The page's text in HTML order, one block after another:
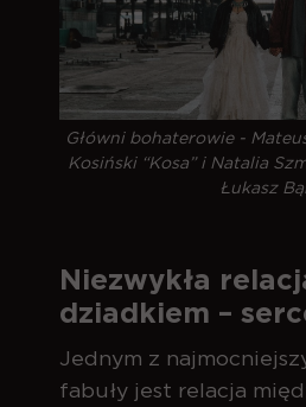
Główni bohaterowie -
Kosiński “Kosa” i Natalia
Łukasz
Niezwykła
dziadkiem –
Jednym z
fabuły jest relacja